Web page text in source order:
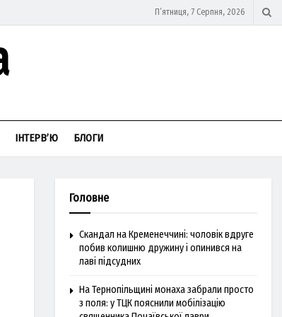
П’ятниця, 7 Серпня, 2026
ІНТЕРВ’Ю БЛОГИ
Головне
Скандал на Кременеччині: чоловік вдруге
побив колишню дружину і опинився на
лаві підсудних
На Тернопільщині монаха забрали просто
з поля: у ТЦК пояснили мобілізацію